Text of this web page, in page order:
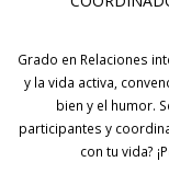
Grado en Relaciones
y la vida activa,
bien y el humor.
participantes y
con tu vida?